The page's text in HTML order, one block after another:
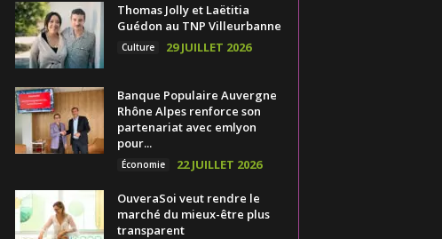
Thomas Jolly et Laëtitia
Guédon au TNP Villeurbanne
Culture 29 JUILLET 2026
Banque Populaire Auvergne
Rhône Alpes renforce son
partenariat avec emlyon
pour...
Économie 22 JUILLET 2026
OuveraSoi veut rendre le
marché du mieux-être plus
transparent